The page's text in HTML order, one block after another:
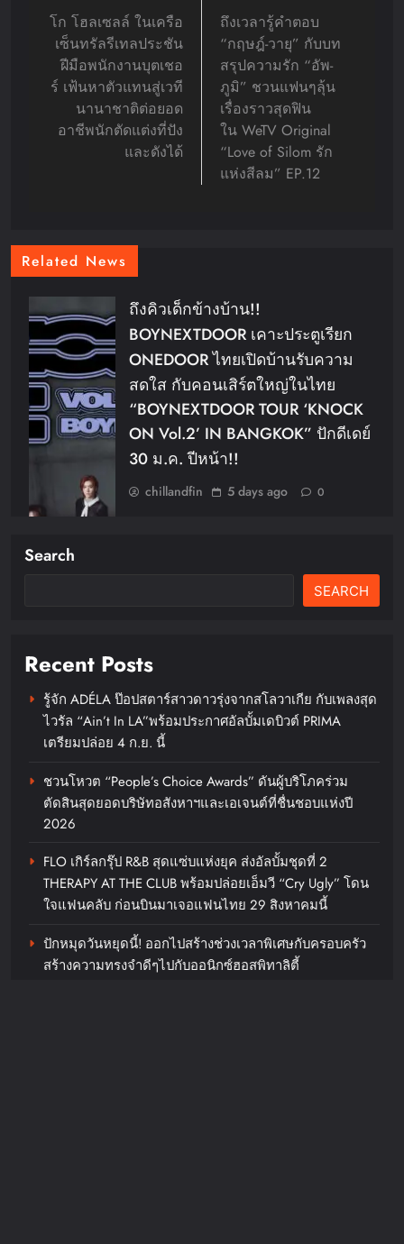
navigation
โก โฮลเซลล์ ในเครือ
เซ็นทรัลรีเทลประชัน
ฝีมือพนักงานบุตเชอ
ร์ เฟ้นหาตัวแทนสู่เวที
นานาชาติต่อยอด
อาชีพนักตัดแต่งที่ปัง
และดังได้
ถึงเวลารู้คำตอบ
“กฤษฎ์-วายุ” กับบท
สรุปความรัก “อัพ-
ภูมิ” ชวนแฟนๆลุ้น
เรื่องราวสุดฟิน
ใน WeTV Original
“Love of Silom รัก
แห่งสีลม” EP.12
Related News
ถึงคิวเด็กข้างบ้าน!!
BOYNEXTDOOR เคาะประตูเรียก
ONEDOOR ไทยเปิดบ้านรับความ
สดใส กับคอนเสิร์ตใหญ่ในไทย
“BOYNEXTDOOR TOUR ‘KNOCK
ON Vol.2’ IN BANGKOK” ปักดีเดย์
30 ม.ค. ปีหน้า!!
chillandfin 5 days ago 0
ฮวังอินยอบ เตรียมหอบความอบอุ่น
2026 HWANG IN YOUP
FANMEETING TOURin BANGKOK
Search
SEARCH
Recent Posts
รู้จัก ADÉLA ป๊อปสตาร์สาวดาวรุ่งจากสโลวาเกีย กับเพลงสุด
ไวรัล “Ain’t In LA”พร้อมประกาศอัลบั้มเดบิวต์ PRIMA
เตรียมปล่อย 4 ก.ย. นี้
ชวนโหวต “People’s Choice Awards” ดันผู้บริโภคร่วม
ตัดสินสุดยอดบริษัทอสังหาฯและเอเจนต์ที่ชื่นชอบแห่งปี
2026
FLO เกิร์ลกรุ๊ป R&B สุดแซ่บแห่งยุค ส่งอัลบั้มชุดที่ 2
THERAPY AT THE CLUB พร้อมปล่อยเอ็มวี “Cry Ugly” โดน
ใจแฟนคลับ ก่อนบินมาเจอแฟนไทย 29 สิงหาคมนี้
ปักหมุดวันหยุดนี้! ออกไปสร้างช่วงเวลาพิเศษกับครอบครัว
สร้างความทรงจำดีๆไปกับออนิกซ์ฮอสพิทาลิตี้